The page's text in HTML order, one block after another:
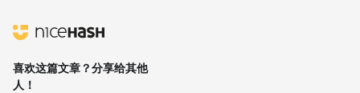
喜欢这篇文章？分享给其他
人！